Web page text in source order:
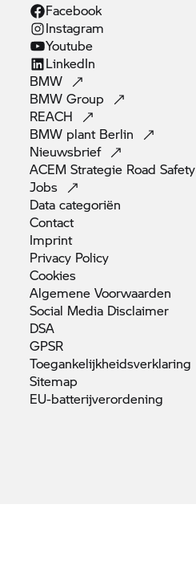
Facebook
Instagram
Youtube
LinkedIn
BMW
BMWGroup
REACH
BMW plant Berlin
Nieuwsbrief
ACEM Strategie RoadSafety
Jobs
Datacategoriën
Contact
Imprint
Privacy Policy
Cookies
AlgemeneVoorwaarden
Social Media Disclaimer
DSA
GPSR
Toegankelijkheidsverklaring
Sitemap
EU-batterijverordening